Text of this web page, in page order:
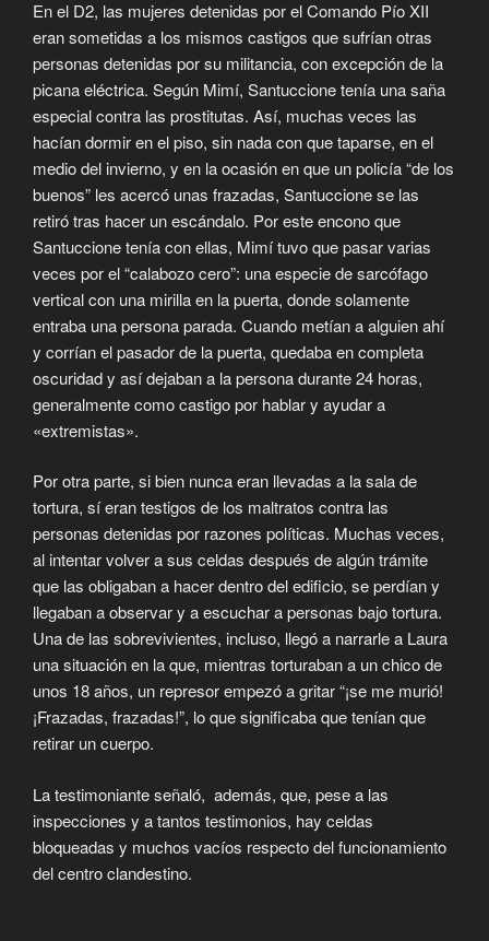
En el D2, las mujeres detenidas por el Comando Pío XII
eran sometidas a los mismos castigos que sufrían otras
personas detenidas por su militancia, con excepción de la
picana eléctrica. Según Mimí, Santuccione tenía una saña
especial contra las prostitutas. Así, muchas veces las
hacían dormir en el piso, sin nada con que taparse, en el
medio del invierno, y en la ocasión en que un policía “de los
buenos” les acercó unas frazadas, Santuccione se las
retiró tras hacer un escándalo. Por este encono que
Santuccione tenía con ellas, Mimí tuvo que pasar varias
veces por el “calabozo cero”: una especie de sarcófago
vertical con una mirilla en la puerta, donde solamente
entraba una persona parada. Cuando metían a alguien ahí
y corrían el pasador de la puerta, quedaba en completa
oscuridad y así dejaban a la persona durante 24 horas,
generalmente como castigo por hablar y ayudar a
«extremistas».
Por otra parte, si bien nunca eran llevadas a la sala de
tortura, sí eran testigos de los maltratos contra las
personas detenidas por razones políticas. Muchas veces,
al intentar volver a sus celdas después de algún trámite
que las obligaban a hacer dentro del edificio, se perdían y
llegaban a observar y a escuchar a personas bajo tortura.
Una de las sobrevivientes, incluso, llegó a narrarle a Laura
una situación en la que, mientras torturaban a un chico de
unos 18 años, un represor empezó a gritar “¡se me murió!
¡Frazadas, frazadas!”, lo que significaba que tenían que
retirar un cuerpo.
La testimoniante señaló, además, que, pese a las
inspecciones y a tantos testimonios, hay celdas
bloqueadas y muchos vacíos respecto del funcionamiento
del centro clandestino.